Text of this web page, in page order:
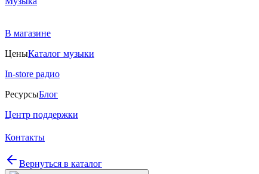
В магазине
ЦеныКаталог музыки
In-store радио
РесурсыБлог
Центр поддержки
Контакты
Вернуться в каталог